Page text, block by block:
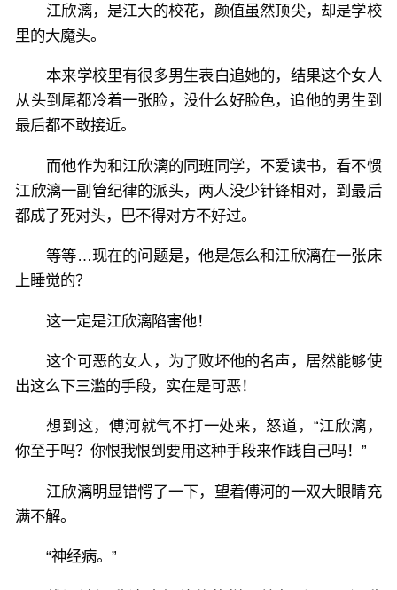
孩子。
白月光变捞女，死对头校花变成爱他顾家的老婆。
八年后的他和白月光纠缠，虐待女儿，和老婆闹离婚？
傅河要疯了！
江欣漓，是江大的校花，颜值虽然顶尖，却是学校
里的大魔头。
本来学校里有很多男生表白追她的，结果这个女人
从头到尾都冷着一张脸，没什么好脸色，追他的男生到
最后都不敢接近。
而他作为和江欣漓的同班同学，不爱读书，看不惯
江欣漓一副管纪律的派头，两人没少针锋相对，到最后
都成了死对头，巴不得对方不好过。
等等…现在的问题是，他是怎么和江欣漓在一张床
上睡觉的？
这一定是江欣漓陷害他！
这个可恶的女人，为了败坏他的名声，居然能够使
出这么下三滥的手段，实在是可恶！
想到这，傅河就气不打一处来，怒道，“江欣漓，
你至于吗？你恨我恨到要用这种手段来作践自己吗！”
江欣漓明显错愕了一下，望着傅河的一双大眼睛充
满不解。
“神经病。”